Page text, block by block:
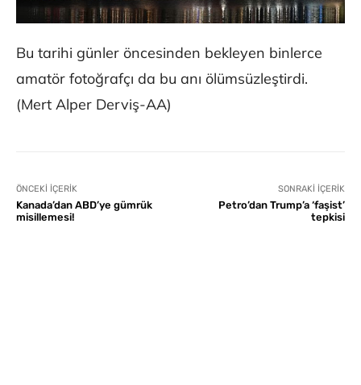
Bu tarihi günler öncesinden bekleyen binlerce
amatör fotoğrafçı da bu anı ölümsüzleştirdi.
(Mert Alper Derviş-AA)
ÖNCEKI İÇERIK
Kanada’dan ABD’ye gümrük
misillemesi!
SONRAKI İÇERIK
Petro’dan Trump’a ‘faşist’
tepkisi